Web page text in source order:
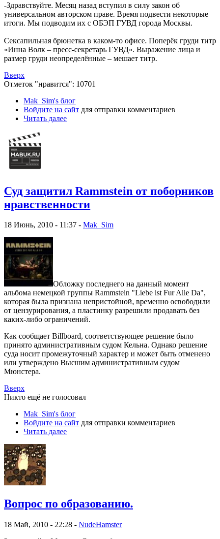
-Здравствуйте. Месяц назад вступил в силу закон об
универсальном авторском праве. Время подвести некоторые
итоги. Мы подводим их с ОБЭП ГУВД города Москвы.
Сексапильная брюнетка в каком-то офисе. Поперёк груди титр
«Инна Волк – пресс-секретарь ГУВД». Выражение лица и
размер груди неопределённые – мешает титр.
Вверх
Отметок "нравится": 10701
Mak_Sim's блог
Войдите на сайт для отправки комментариев
Читать далее
Суд защитил Rammstein от поборников
нравственности
18 Июнь, 2010 - 11:37 - Mak_Sim
Обложку последнего на данный момент
альбома немецкой группы Rammstein "Liebe ist Fur Alle Da",
которая была признана непристойной, временно освободили
от цензурирования, а пластинку разрешили продавать без
каких-либо ограничений.
Как сообщает Billboard, соответствующее решение было
принято административным судом Кельна. Однако решение
суда носит промежуточный характер и может быть отменено
или утверждено Высшим административным судом
Мюнстера.
Вверх
Никто ещё не голосовал
Mak_Sim's блог
Войдите на сайт для отправки комментариев
Читать далее
Вопрос по образованию.
18 Май, 2010 - 22:28 - NudeHamster